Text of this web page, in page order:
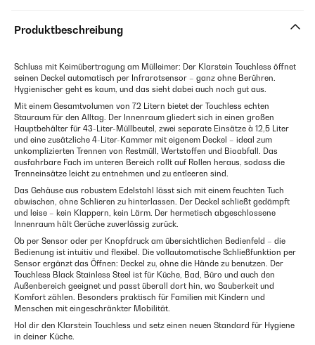
Produktbeschreibung
Schluss mit Keimübertragung am Mülleimer: Der Klarstein Touchless öffnet
seinen Deckel automatisch per Infrarotsensor – ganz ohne Berühren.
Hygienischer geht es kaum, und das sieht dabei auch noch gut aus.
Mit einem Gesamtvolumen von 72 Litern bietet der Touchless echten
Stauraum für den Alltag. Der Innenraum gliedert sich in einen großen
Hauptbehälter für 43-Liter-Müllbeutel, zwei separate Einsätze à 12,5 Liter
und eine zusätzliche 4-Liter-Kammer mit eigenem Deckel – ideal zum
unkomplizierten Trennen von Restmüll, Wertstoffen und Bioabfall. Das
ausfahrbare Fach im unteren Bereich rollt auf Rollen heraus, sodass die
Trenneinsätze leicht zu entnehmen und zu entleeren sind.
Das Gehäuse aus robustem Edelstahl lässt sich mit einem feuchten Tuch
abwischen, ohne Schlieren zu hinterlassen. Der Deckel schließt gedämpft
und leise – kein Klappern, kein Lärm. Der hermetisch abgeschlossene
Innenraum hält Gerüche zuverlässig zurück.
Ob per Sensor oder per Knopfdruck am übersichtlichen Bedienfeld – die
Bedienung ist intuitiv und flexibel. Die vollautomatische Schließfunktion per
Sensor ergänzt das Öffnen: Deckel zu, ohne die Hände zu benutzen. Der
Touchless Black Stainless Steel ist für Küche, Bad, Büro und auch den
Außenbereich geeignet und passt überall dort hin, wo Sauberkeit und
Komfort zählen. Besonders praktisch für Familien mit Kindern und
Menschen mit eingeschränkter Mobilität.
Hol dir den Klarstein Touchless und setz einen neuen Standard für Hygiene
in deiner Küche.